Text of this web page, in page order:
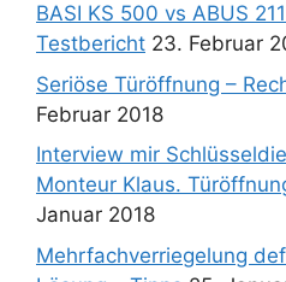
BASI KS 500 vs ABUS
Testbericht 23. Februar
Seriöse Türöffnung –
Februar 2018
Interview mir
Monteur Klaus.
Januar 2018
Mehrfachverriegelung